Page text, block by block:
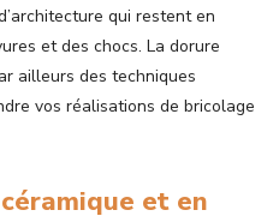
qui restent en
et des chocs. La dorure
ailleurs des techniques
vos réalisations de bricolage
et en